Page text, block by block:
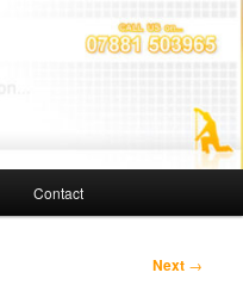
Contact
Next →